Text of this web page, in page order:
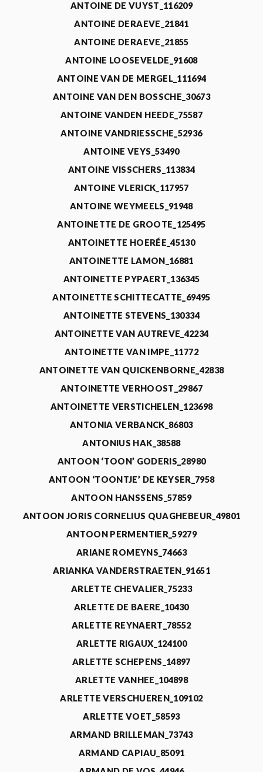
ANTOINE DE VUYST_116209
ANTOINE DERAEVE_21841
ANTOINE DERAEVE_21855
ANTOINE LOOSEVELDE_91608
ANTOINE VAN DE MERGEL_111694
ANTOINE VAN DEN BOSSCHE_30673
ANTOINE VANDEN HEEDE_75587
ANTOINE VANDRIESSCHE_52936
ANTOINE VEYS_53490
ANTOINE VISSCHERS_113834
ANTOINE VLERICK_117957
ANTOINE WEYMEELS_91948
ANTOINETTE DE GROOTE_125495
ANTOINETTE HOERÉE_45130
ANTOINETTE LAMON_16881
ANTOINETTE PYPAERT_136345
ANTOINETTE SCHITTECATTE_69495
ANTOINETTE STEVENS_130334
ANTOINETTE VAN AUTREVE_42234
ANTOINETTE VAN IMPE_11772
ANTOINETTE VAN QUICKENBORNE_42838
ANTOINETTE VERHOOST_29867
ANTOINETTE VERSTICHELEN_123698
ANTONIA VERBANCK_86803
ANTONIUS HAK_38588
ANTOON ‘TOON’ GODERIS_28980
ANTOON ‘TOONTJE’ DE KEYSER_7958
ANTOON HANSSENS_57859
ANTOON JORIS CORNELIUS QUAGHEBEUR_49801
ANTOON PERMENTIER_59279
ARIANE ROMEYNS_74663
ARIANKA VANDERSTRAETEN_91651
ARLETTE CHEVALIER_75233
ARLETTE DE BAERE_10430
ARLETTE REYNAERT_78552
ARLETTE RIGAUX_124100
ARLETTE SCHEPENS_14897
ARLETTE VANHEE_104898
ARLETTE VERSCHUEREN_109102
ARLETTE VOET_58593
ARMAND BRILLEMAN_73743
ARMAND CAPIAU_85091